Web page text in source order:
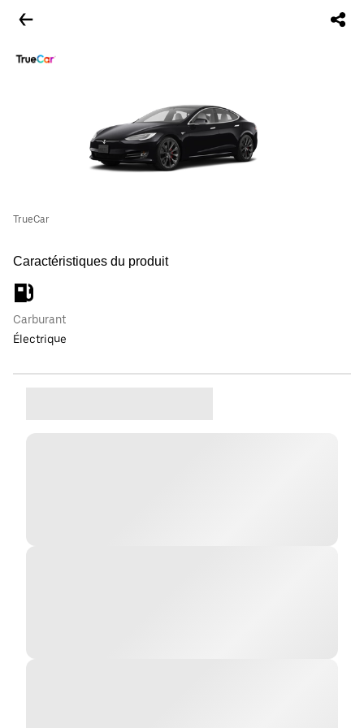
TrueCar
Caractéristiques du produit
Carburant
Électrique